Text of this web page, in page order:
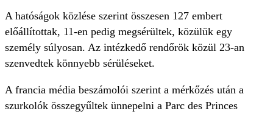
A hatóságok közlése szerint összesen 127 embert
előállítottak, 11-en pedig megsérültek, közülük egy
személy súlyosan. Az intézkedő rendőrök közül 23-an
szenvedtek könnyebb sérüléseket.
A francia média beszámolói szerint a mérkőzés után a
szurkolók összegyűltek ünnepelni a Parc des Princes